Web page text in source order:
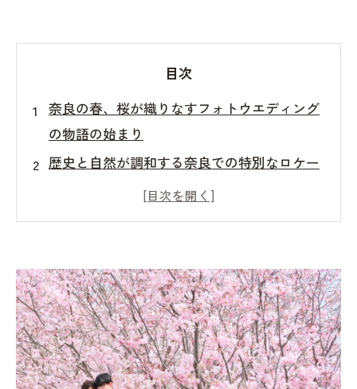
目次
奈良の春、桜が織りなすフォトウエディング
の物語の始まり
歴史と自然が調和する奈良での特別なロケー
ション撮影の魅力
桜満開の奈良で叶える、二人だけの美しいウ
春の奈良で撮影するならいつがいい？桜が咲
いていなかった場合、延期もできる？
奈良の桜を背景に永遠に残る、心に響くフォ
トウエディングの結末
奈良のフォトウエディングで、春の訪れを美